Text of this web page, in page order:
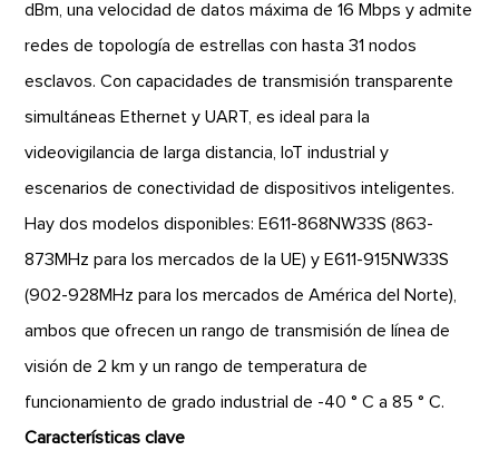
dBm, una velocidad de datos máxima de 16 Mbps y admite
redes de topología de estrellas con hasta 31 nodos
esclavos. Con capacidades de transmisión transparente
simultáneas Ethernet y UART, es ideal para la
videovigilancia de larga distancia, IoT industrial y
escenarios de conectividad de dispositivos inteligentes.
Hay dos modelos disponibles: E611-868NW33S (863-
873MHz para los mercados de la UE) y E611-915NW33S
(902-928MHz para los mercados de América del Norte),
ambos que ofrecen un rango de transmisión de línea de
visión de 2 km y un rango de temperatura de
funcionamiento de grado industrial de -40 ° C a 85 ° C.
Características clave